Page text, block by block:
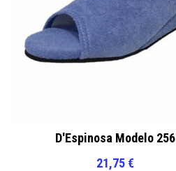
D'Espinosa Modelo 256
21,75€